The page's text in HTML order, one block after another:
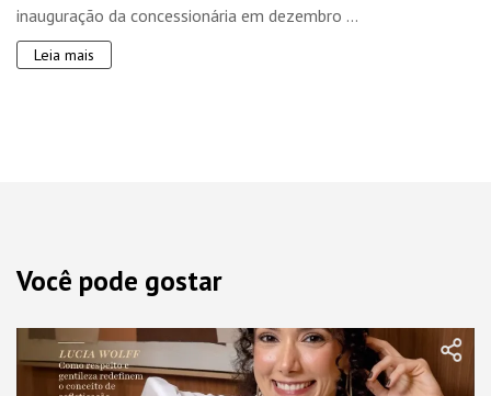
inauguração da concessionária em dezembro ...
Leia mais
Você pode gostar